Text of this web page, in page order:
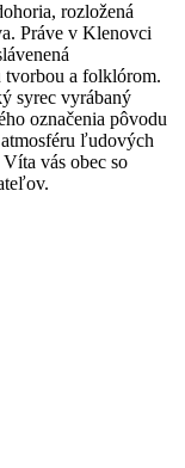
rozložená
Práve v Klenovci
a folklórom.
syrec vyrábaný
označenia pôvodu
ľudových
vás obec so